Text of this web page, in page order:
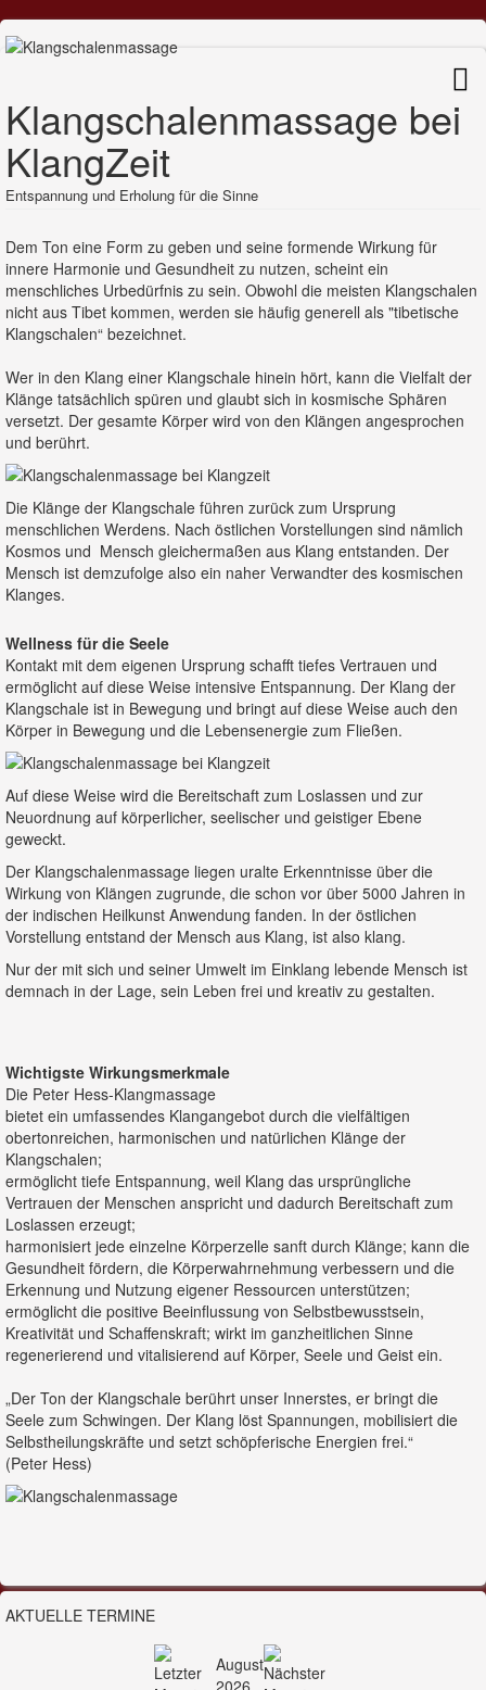
Klangschalenmassage bei
KlangZeit
Entspannung und Erholung für die Sinne
Dem Ton eine Form zu geben und seine formende Wirkung für
innere Harmonie und Gesundheit zu nutzen, scheint ein
menschliches Urbedürfnis zu sein. Obwohl die meisten Klangschalen
nicht aus Tibet kommen, werden sie häufig generell als "tibetische
Klangschalen“ bezeichnet.
Wer in den Klang einer Klangschale hinein hört, kann die Vielfalt der
Klänge tatsächlich spüren und glaubt sich in kosmische Sphären
versetzt. Der gesamte Körper wird von den Klängen angesprochen
und berührt.
Die Klänge der Klangschale führen zurück zum Ursprung
menschlichen Werdens. Nach östlichen Vorstellungen sind nämlich
Kosmos und Mensch gleichermaßen aus Klang entstanden. Der
Mensch ist demzufolge also ein naher Verwandter des kosmischen
Klanges.
Wellness für die Seele
Kontakt mit dem eigenen Ursprung schafft tiefes Vertrauen und
ermöglicht auf diese Weise intensive Entspannung. Der Klang der
Klangschale ist in Bewegung und bringt auf diese Weise auch den
Körper in Bewegung und die Lebensenergie zum Fließen.
Auf diese Weise wird die Bereitschaft zum Loslassen und zur
Neuordnung auf körperlicher, seelischer und geistiger Ebene
geweckt.
Der Klangschalenmassage liegen uralte Erkenntnisse über die
Wirkung von Klängen zugrunde, die schon vor über 5000 Jahren in
der indischen Heilkunst Anwendung fanden. In der östlichen
Vorstellung entstand der Mensch aus Klang, ist also klang.
Nur der mit sich und seiner Umwelt im Einklang lebende Mensch ist
demnach in der Lage, sein Leben frei und kreativ zu gestalten.
Wichtigste Wirkungsmerkmale
Die Peter Hess-Klangmassage
bietet ein umfassendes Klangangebot durch die vielfältigen
obertonreichen, harmonischen und natürlichen Klänge der
Klangschalen;
ermöglicht tiefe Entspannung, weil Klang das ursprüngliche
Vertrauen der Menschen anspricht und dadurch Bereitschaft zum
Loslassen erzeugt;
harmonisiert jede einzelne Körperzelle sanft durch Klänge; kann die
Gesundheit fördern, die Körperwahrnehmung verbessern und die
Erkennung und Nutzung eigener Ressourcen unterstützen;
ermöglicht die positive Beeinflussung von Selbstbewusstsein,
Kreativität und Schaffenskraft; wirkt im ganzheitlichen Sinne
regenerierend und vitalisierend auf Körper, Seele und Geist ein.
„Der Ton der Klangschale berührt unser Innerstes, er bringt die
Seele zum Schwingen. Der Klang löst Spannungen, mobilisiert die
Selbstheilungskräfte und setzt schöpferische Energien frei.“
(Peter Hess)
AKTUELLE TERMINE
August
2026